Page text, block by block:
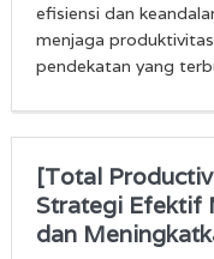
efisiensi dan
menjaga
pendekatan yang
[Total
Strategi Efektif
dan